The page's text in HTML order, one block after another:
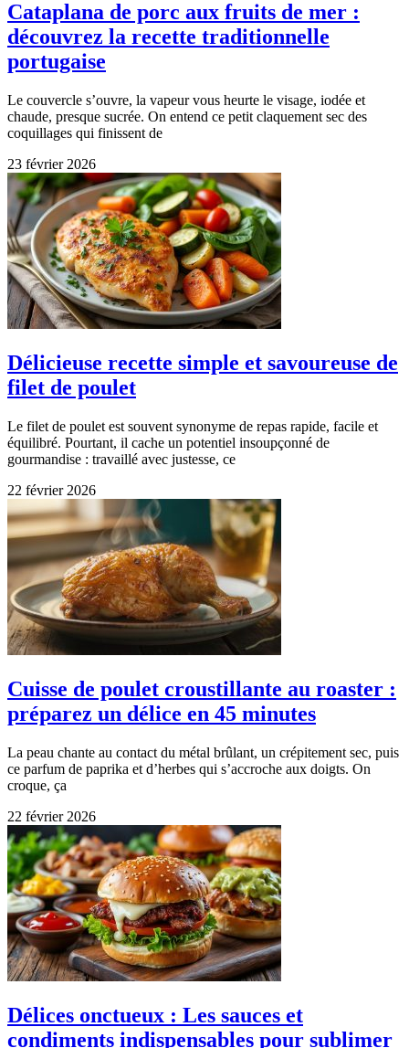
Cataplana de porc aux fruits de mer :
découvrez la recette traditionnelle
portugaise
Le couvercle s’ouvre, la vapeur vous heurte le visage, iodée et
chaude, presque sucrée. On entend ce petit claquement sec des
coquillages qui finissent de
23 février 2026
Délicieuse recette simple et savoureuse de
filet de poulet
Le filet de poulet est souvent synonyme de repas rapide, facile et
équilibré. Pourtant, il cache un potentiel insoupçonné de
gourmandise : travaillé avec justesse, ce
22 février 2026
Cuisse de poulet croustillante au roaster :
préparez un délice en 45 minutes
La peau chante au contact du métal brûlant, un crépitement sec, puis
ce parfum de paprika et d’herbes qui s’accroche aux doigts. On
croque, ça
22 février 2026
Délices onctueux : Les sauces et
condiments indispensables pour sublimer